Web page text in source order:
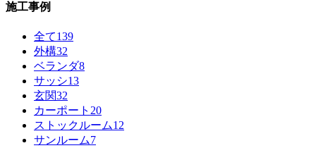
施工事例
全て139
外構32
ベランダ8
サッシ13
玄関32
カーポート 20
ストックルーム12
サンルーム7